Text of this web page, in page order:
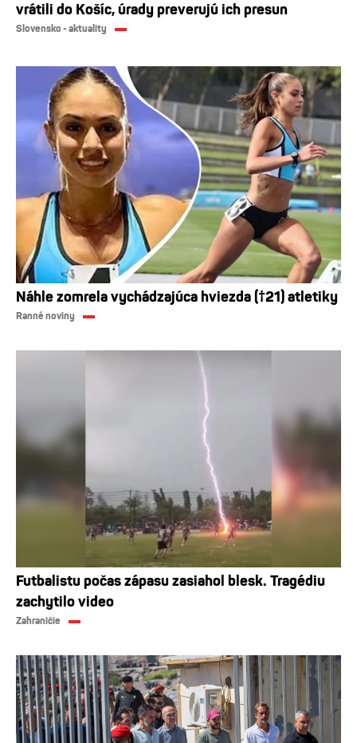
vrátili do Košíc, úrady preverujú ich presun
Slovensko - aktuality
Náhle zomrela vychádzajúca hviezda (†21) atletiky
Ranné noviny
Futbalistu počas zápasu zasiahol blesk. Tragédiu
zachytilo video
Zahraničie